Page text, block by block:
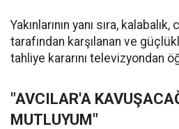
Yakınlarının yanı sıra,
tarafından karşılanan ve
tahliye kararını televizyondan
"AVCILAR'A
MUTLUYUM"